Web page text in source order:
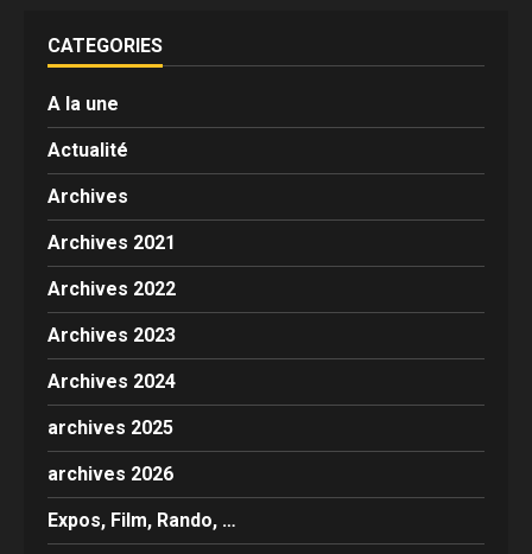
CATEGORIES
A la une
Actualité
Archives
Archives 2021
Archives 2022
Archives 2023
Archives 2024
archives 2025
archives 2026
Expos, Film, Rando, …